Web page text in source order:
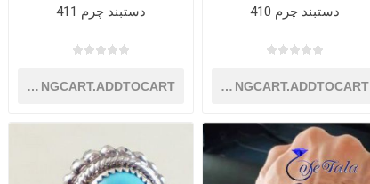
دستبند چرم 410
SHOPPINGCART.ADDTOCART
دستبند چرم 411
SHOPPINGCART.ADDTOCART